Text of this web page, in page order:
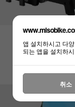
앱 설치하시고 다
되는 앱을 설치하
취소